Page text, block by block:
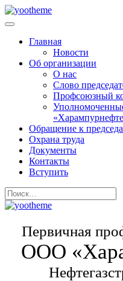
Главная
Новости
Об организации
О нас
Слово
Профсоюзный
Обращение к
Охрана труда
Документы
Контакты
Вступить
Первичная
ООО